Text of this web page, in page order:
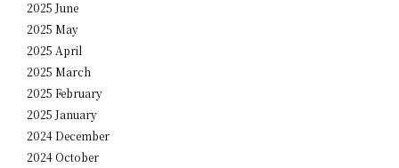
2025 June
2025 May
2025 April
2025 March
2025 February
2025 January
2024 December
2024 October